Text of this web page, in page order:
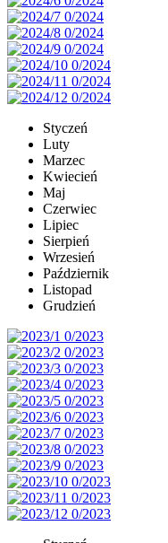
Styczeń
Luty
Marzec
Kwiecień
Maj
Czerwiec
Lipiec
Sierpień
Wrzesień
Październik
Listopad
Grudzień